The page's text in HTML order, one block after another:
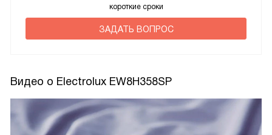
короткие сроки
ЗАДАТЬ ВОПРОС
Видео о Electrolux EW8H358SP